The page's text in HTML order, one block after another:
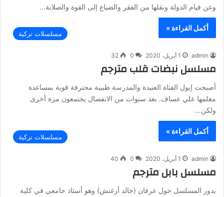
وعن قيام الدولة ونقلها من الفقر والضياع إلى القوة والصلابة…
أكمل القراءة »
مسلسلات تركية
admin 1 أبريل، 2020 0
32
مسلسل نبضات قلب مترجم
أصبحت إيول الفتاة العنيدة والمدرسة طبيبة محترفة قوية بمساعدة
معلمها علي عساف. بعد سنوات من الانفصال يجتمعون مرة أخرى
ولكن…
أكمل القراءة »
مسلسلات تركية
admin 1 أبريل، 2020 0
40
مسلسل بابل مترجم
يدور المسلسل حول عرفان (خالد أرغنش) وهو أستاذ جامعي في كلية